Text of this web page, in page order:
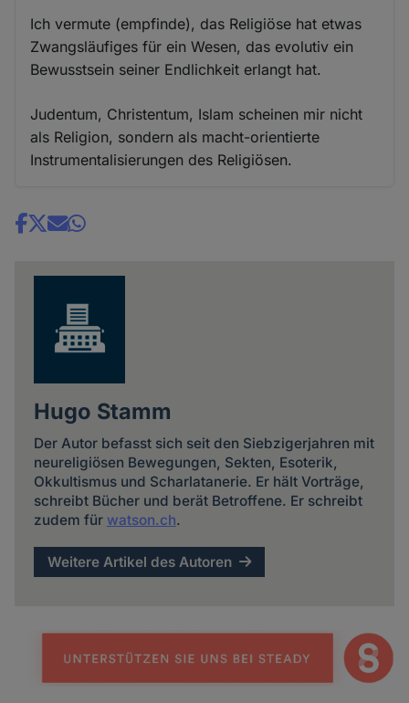
Ich vermute (empfinde), das Religiöse hat etwas
Zwangsläufiges für ein Wesen, das evolutiv ein
Bewusstsein seiner Endlichkeit erlangt hat.
Judentum, Christentum, Islam scheinen mir nicht
als Religion, sondern als macht-orientierte
Instrumentalisierungen des Religiösen.
Share
Hugo Stamm
Der Autor befasst sich seit den Siebzigerjahren mit
neureligiösen Bewegungen, Sekten, Esoterik,
Okkultismus und Scharlatanerie. Er hält Vorträge,
schreibt Bücher und berät Betroffene. Er schreibt
zudem für watson.ch.
Weitere Artikel des Autoren